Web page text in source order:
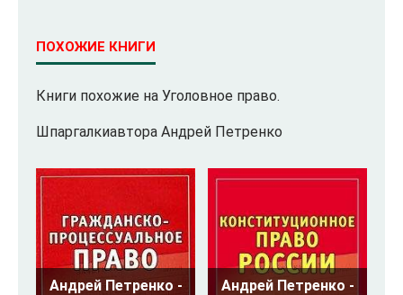
ПОХОЖИЕ КНИГИ
Книги похожие на Уголовное право.
Шпаргалкиавтора Андрей Петренко
Андрей Петренко - Андрей Петренко -